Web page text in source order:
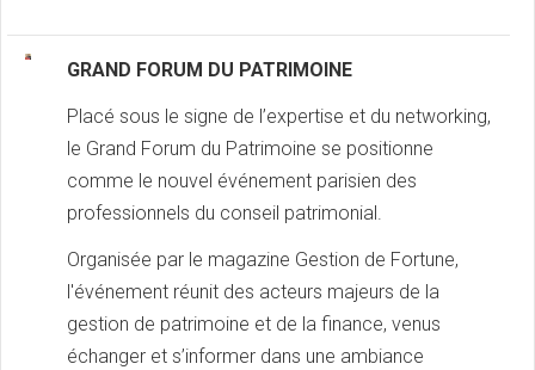
GRAND FORUM DU PATRIMOINE
Placé sous le signe de l’expertise et du networking,
le Grand Forum du Patrimoine se positionne
comme le nouvel événement parisien des
professionnels du conseil patrimonial.
Organisée par le magazine Gestion de Fortune,
l'événement réunit des acteurs majeurs de la
gestion de patrimoine et de la finance, venus
échanger et s’informer dans une ambiance